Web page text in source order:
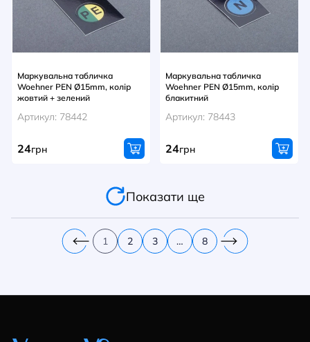
Маркувальна табличка
Woehner PEN Ø15mm, колір
жовтий + зелений
Артикул: 78442
24грн
Маркувальна табличка
Woehner PEN Ø15mm, колір
блакитний
Артикул: 78443
24грн
Показати ще
1 2 3 … 8